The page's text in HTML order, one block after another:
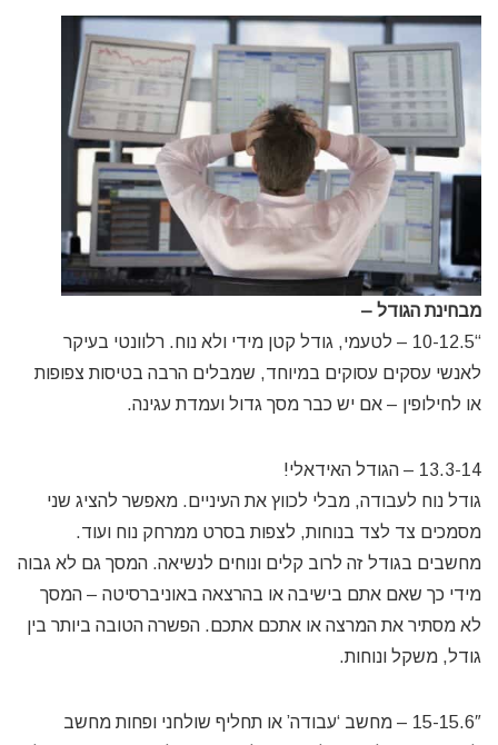
מבחינת הגודל –
“10-12.5 – לטעמי, גודל קטן מידי ולא נוח. רלוונטי בעיקר
לאנשי עסקים עסוקים במיוחד, שמבלים הרבה בטיסות צפופות
או לחילופין – אם יש כבר מסך גדול ועמדת עגינה.
13.3-14 – הגודל האידאלי!
גודל נוח לעבודה, מבלי לכווץ את העיניים. מאפשר להציג שני
מסמכים צד לצד בנוחות, לצפות בסרט ממרחק נוח ועוד.
מחשבים בגודל זה לרוב קלים ונוחים לנשיאה. המסך גם לא גבוה
מידי כך שאם אתם בישיבה או בהרצאה באוניברסיטה – המסך
לא מסתיר את המרצה או אתכם אתכם. הפשרה הטובה ביותר בין
גודל, משקל ונוחות.
15-15.6″ – מחשב ‘עבודה’ או תחליף שולחני ופחות מחשב